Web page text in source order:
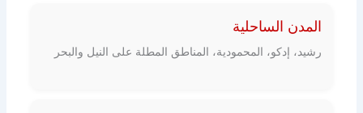
المدن الساحلية
رشيد، إدكو، المحمودية، المناطق المطلة على النيل والبحر